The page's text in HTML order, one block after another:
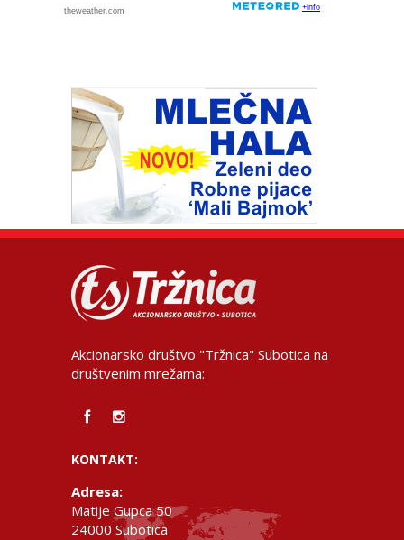
Akcionarsko društvo "Tržnica" Subotica na
društvenim mrežama:
KONTAKT:
Adresa:
Matije Gupca 50
24000 Subotica